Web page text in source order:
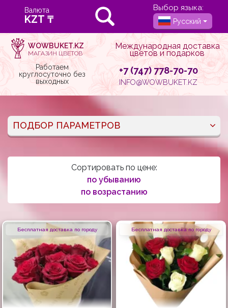
Валюта Выбор языка:
Русский
WOWBUKET.KZ
МАГАЗИН ЦВЕТОВ
Международная доставка
цветов и подарков
Работаем
круглосуточно без
выходных
+7 (747) 778-70-70
INFO@WOWBUKET.KZ
ПОДБОР ПАРАМЕТРОВ
Сортировать по цене:
по убыванию
по возрастанию
Бесплатная доставка по городу Бесплатная доставка по городу